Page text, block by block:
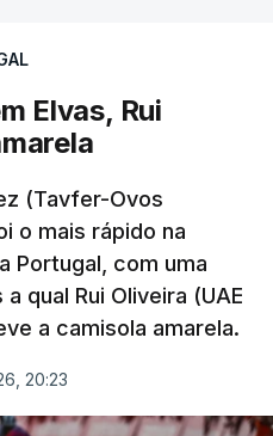
Elvas, Rui
(Tavfer-Ovos
o mais rápido na
Portugal, com uma
qual Rui Oliveira (UAE
a camisola amarela.
20:23